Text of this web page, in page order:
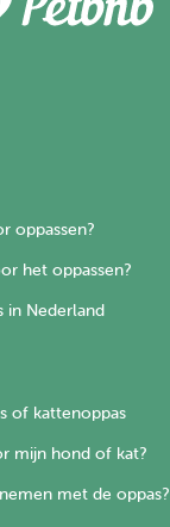
oppassen?
het oppassen?
in Nederland
of kattenoppas
mijn hond of kat?
met de oppas?